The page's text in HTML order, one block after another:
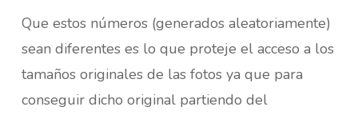
Que estos números (generados aleatoriamente)
sean diferentes es lo que proteje el acceso a los
tamaños originales de las fotos ya que para
conseguir dicho original partiendo del